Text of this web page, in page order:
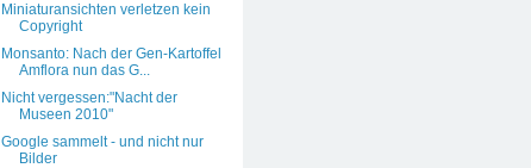
Miniaturansichten verletzen kein
Copyright
Monsanto: Nach der Gen-Kartoffel
Amflora nun das G...
Nicht vergessen:"Nacht der
Museen 2010"
Google sammelt - und nicht nur
Bilder